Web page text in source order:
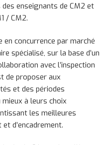
enseignants de CM2 et
/ CM2.
en concurrence par marché
spécialisé, sur la base d’un
avec l’inspection
de proposer aux
et des périodes
à leurs choix
les meilleures
d’encadrement.